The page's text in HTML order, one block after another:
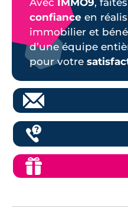
confiance en
immobilier et
d’une équipe
pour votre